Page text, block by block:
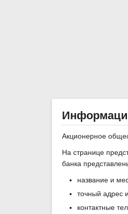
Акционерное
На странице
банка
название и
точный адрес
контактные